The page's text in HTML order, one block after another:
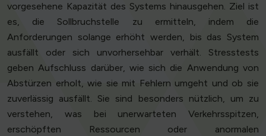
vorgesehene Kapazität des Systems hinausgehen. Ziel ist
es, die Sollbruchstelle zu ermitteln, indem die
Anforderungen solange erhöht werden, bis das System
ausfällt oder sich unvorhersehbar verhält. Stresstests
geben Aufschluss darüber, wie sich die Anwendung von
Abstürzen erholt, wie sie mit Fehlern umgeht und ob sie
zuverlässig ausfällt. Sie sind besonders nützlich, um zu
verstehen, was bei unerwarteten Verkehrsspitzen,
erschöpften Ressourcen oder anormalen